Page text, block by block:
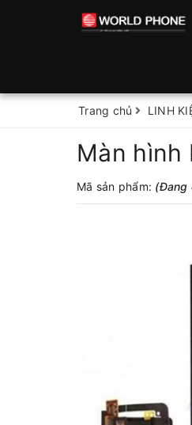
Trang chủ LINH
Màn hình
Mã sản phẩm: (Đang